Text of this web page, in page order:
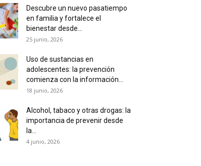
Descubre un nuevo pasatiempo
en familia y fortalece el
bienestar desde...
25 junio, 2026
Uso de sustancias en
adolescentes: la prevención
comienza con la información...
18 junio, 2026
Alcohol, tabaco y otras drogas: la
importancia de prevenir desde
la...
4 junio, 2026